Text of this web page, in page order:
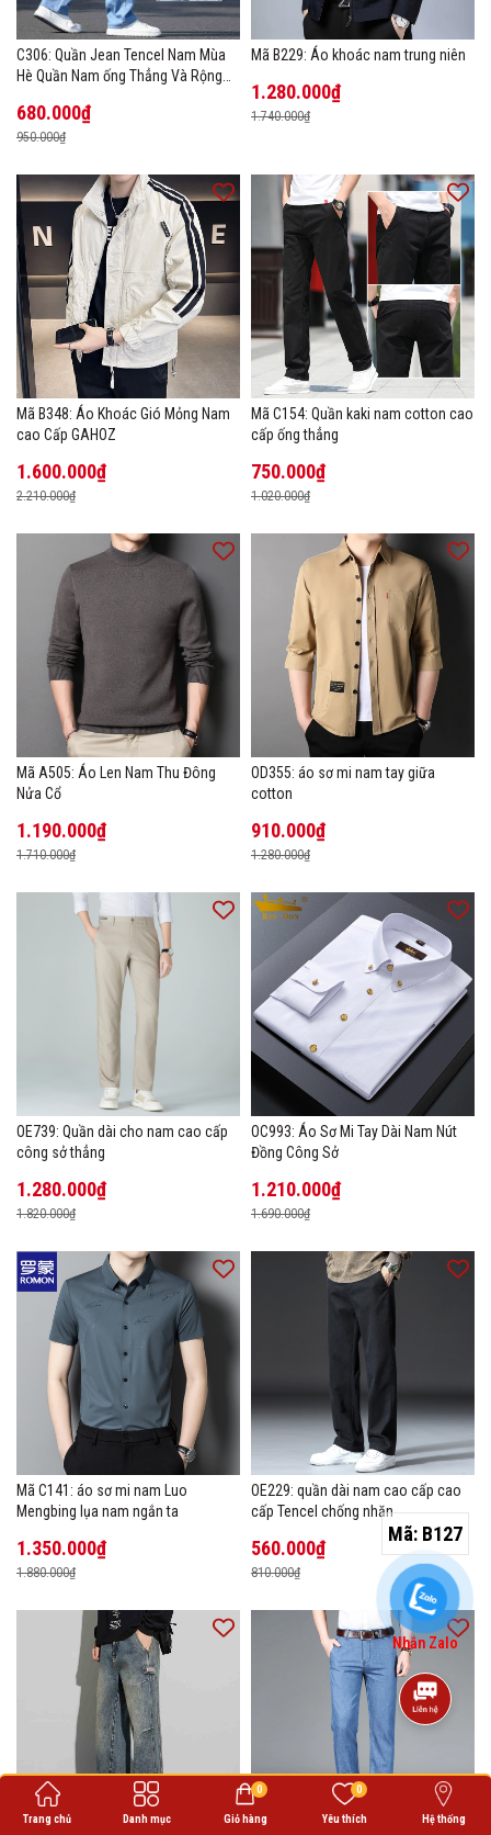
Mã: B127
C306: Quần Jean Tencel Nam Mùa
Hè Quần Nam ống Thẳng Và Rộng
680.000₫
950.000₫
Mã B229: Áo khoác nam trung niên
1.280.000₫
1.740.000₫
Mã B348: Áo Khoác Gió Mỏng Nam
cao Cấp GAHOZ
1.600.000₫
2.210.000₫
Mã C154: Quần kaki nam cotton cao
cấp ống thẳng
750.000₫
1.020.000₫
Mã A505: Áo Len Nam Thu Đông
Nửa Cổ
1.190.000₫
1.710.000₫
OD355: áo sơ mi nam tay giữa
cotton
910.000₫
1.280.000₫
OE739: Quần dài cho nam cao cấp
công sở thẳng
1.280.000₫
1.820.000₫
OC993: Áo Sơ Mi Tay Dài Nam Nút
Đồng Công Sở
1.210.000₫
1.690.000₫
Mã C141: áo sơ mi nam Luo
Mengbing lụa nam ngắn ta
1.350.000₫
1.880.000₫
OE229: quần dài nam cao cấp cao
cấp Tencel chống nhăn
560.000₫
810.000₫
Trang chủ Danh mục Giỏ hàng
0
Yêu thích
0
Hệ thống
Nhắn Zalo